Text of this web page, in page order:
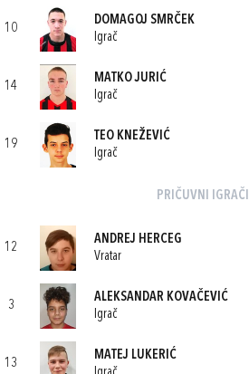
10
DOMAGOJ SMRČEK
Igrač
14
MATKO JURIĆ
Igrač
19
TEO KNEŽEVIĆ
Igrač
PRIČUVNI IGRAČI
12
ANDREJ HERCEG
Vratar
3
ALEKSANDAR KOVAČEVIĆ
Igrač
13
MATEJ LUKERIĆ